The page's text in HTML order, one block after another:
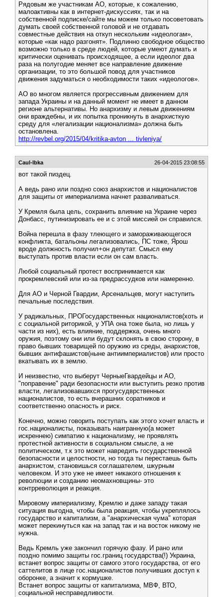
Рядовым же участникам АО, которые, к сожалению,
малоактивны как в интернет-дискуссиях, так и на
собственной подписке/сайте мы можем только посоветовать
думать своей собственной головой и не отдавать
совместные действия на откуп нескольким «идеологам»,
которые «как надо разгонят». Подлинно свободное общество
возможно только в среде людей, которые умеют думать и
критически оценивать происходящее, а если идеолог два
раза на полугодие меняет все направление движение
организации, то это большой повод для участников
движения задуматься о необходимости таких «идеологов».
АО во многом является прогрессивным движением для
запада Украины и на данный момент не имеет в данном
регионе альтернативы. Но анархизму и левым движениям
они враждебны, и их попытка проникнуть в анархисткую
среду для «легализации национализма» должна быть
остановлена.
http://revbel.org/2015/04/kritika-avton ... tivleniya/
Caul-lbka 26-04-2015 23:08:55
вот такой пиздец.
А ведь рано или поздно союз анархистов и националистов
для защиты от империализма начнет разваливаться.
У Кремля была цель, сохранить влияние на Украине через
Донбасс, путинизировать ее и с этой миссией он справился.
Война перешла в фазу тлеющего и замораживающегося
конфликта, батальоны легализовались, ПС тоже, Ярош
вроде должность получил+он депутат. Смысл ему
выступать против власти если он сам власть.
Любой социальный протест воспринимается как
прокремлевский или из-за предрассудков или намеренно.
Для АО и Черной Гвардии, Арсенальцев, могут наступить
печальные последствия.
У радикальных, ПРОГосударственных националистов(хоть и
с социальной риторикой, у УПА она тоже была, но лишь у
части из них), есть влияние, поддержка, очень много
оружия, поэтому они или будут склонять в свою сторону, в
право бывших товарищей по оружию из среды, анархистов,
бывших антифашистов(ныне антиимпериалистов) или просто
вкатывать их в землю.
И неизвестно, что выберут ЧерныеГвардейцы и АО,
"поправение" ради безопасности или выступить резко против
власти, легализовавшихся прогусудврственных
националистов, то есть вчерашних соратников и
соответственно опасность и риск.
Конечно, можно говорить поступать как этого хочет власть и
гос.националисты, показывать наигранную(а может
искреннею) симпатию к национализму, не проявлять
протестной активности в социальном смысле, а не
политическом, т.к это может навредить государственной
безопасности и целостности, но тогда ты перестаешь быть
анархистом, становишься соглашателем, шкурным
человеком. И это уже не имеет никакого отношения к
революции и созданию неомахновщины- это
контрреволюция и реакция.
Мировому империализму, Кремлю и даже западу такая
ситуация выгодна, чтобы была реакция, чтобы укреплялось
государство и капитализм, а "анархическая чума" которая
может перекинуться как на запад так и на восток никому не
нужна.
Ведь Кремль уже закончил горячую фазу. И рано или
поздно помимо защиты гос.границ государства(!) Украина,
встанет вопрос защиты от самого этого государства, от его
саттелитов в лице гос.националистов получивших доступ к
оборонке, а значит к кормушке.
Встанет вопрос защиты от капитализма, МВФ, ВТО,
социальной несправедливости.